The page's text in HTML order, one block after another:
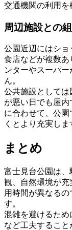
交通機関の利用を
周辺施設との
公園近辺にはシ
食店などが複数
ンターやスーパ
ん。
公共施設として
が悪い日でも屋
に合わせて、公
くとより充実しま
まとめ
富士見台公園は
観、自然環境が充
用時間が異なる
す。
混雑を避けるため
など工夫するこ